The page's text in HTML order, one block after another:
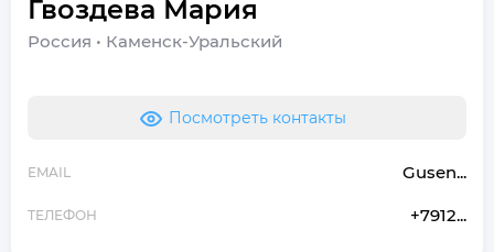
Гвоздева Мария
Россия • Каменск-Уральский
Посмотреть контакты
EMAIL Gusen...
ТЕЛЕФОН +7912...